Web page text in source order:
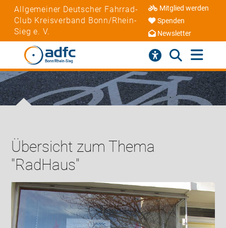
Allgemeiner Deutscher Fahrrad-
Club Kreisverband Bonn/Rhein-
Sieg e. V.
Mitglied werden
Spenden
Newsletter
Übersicht zum Thema
"RadHaus"